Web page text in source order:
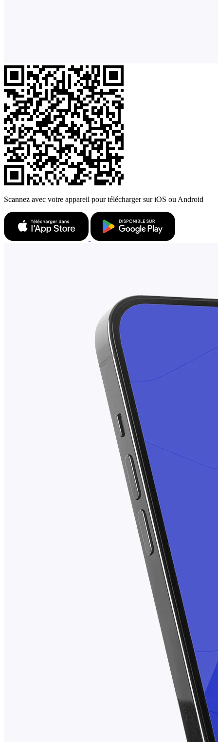
Scannez avec votre appareil pour télécharger sur iOS ou Android